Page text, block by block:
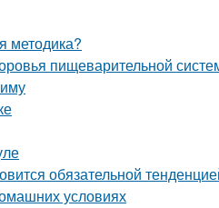
методика?
пищеварительной
обязательной
условиях